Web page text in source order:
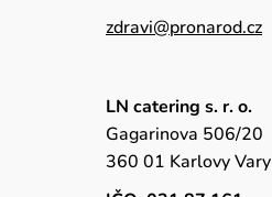
zdravi@pronarod.cz
LN catering s. r. o.
Gagarinova 506/20
360 01 Karlovy Vary